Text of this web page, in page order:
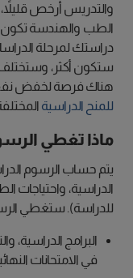
والتدريس أرخص
الطب والهندسة تكون
دراستك لمرحلة
ستكون أكثر،
هناك فرصة لخفض
للمنح الدراسية
ماذا تغطي
يتم حساب الرسوم
الدراسية، واحتياجات
للدراسة). ستغطي
البرامج
في الامتحانات